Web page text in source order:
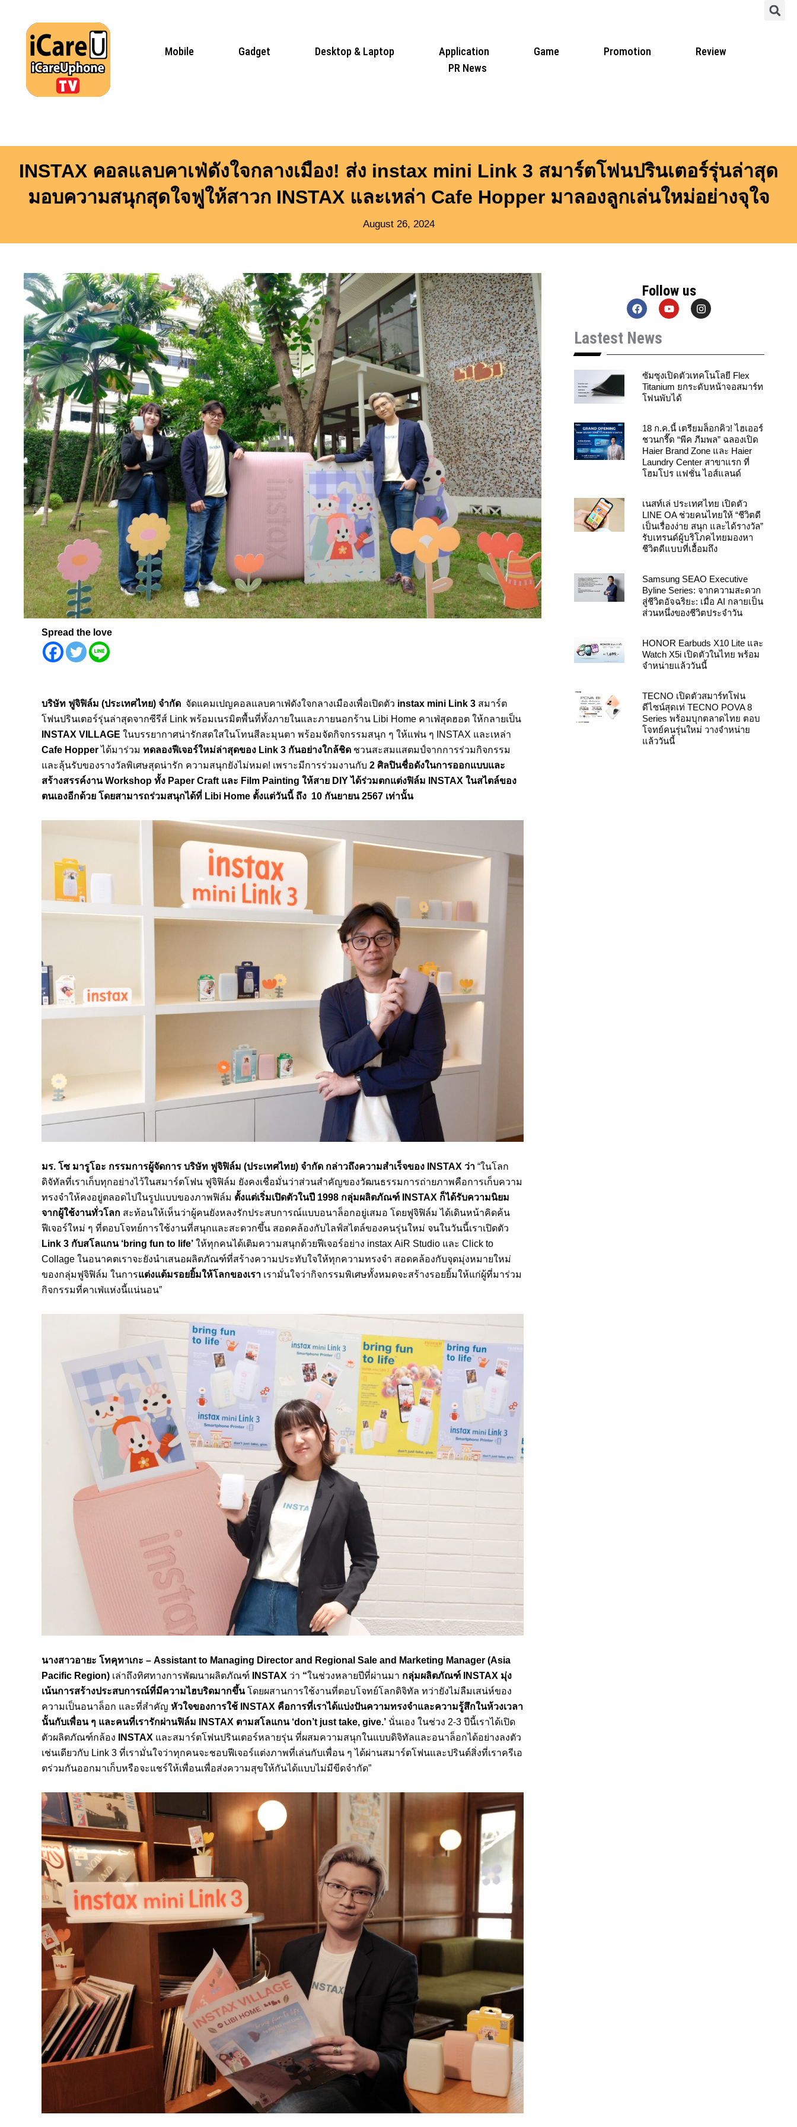
content
Mobile Gadget Desktop & Laptop Application Game Promotion
Review
PR News
INSTAX คอลแลบคาเฟ่ดังใจกลางเมือง! ส่ง instax mini Link 3 สมาร์ตโฟนปรินเตอร์รุ่นล่าสุด
มอบความสนุกสุดใจฟูให้สาวก INSTAX และเหล่า Cafe Hopper มาลองลูกเล่นใหม่อย่างจุใจ
August 26, 2024
Spread the love
บริษัท ฟูจิฟิล์ม (ประเทศไทย) จำกัด จัดแคมเปญคอลแลบคาเฟ่ดังใจกลางเมืองเพื่อเปิดตัว instax mini Link3 สมาร์ต
โฟนปรินเตอร์รุ่นล่าสุดจากซีรีส์ Link พร้อมเนรมิตพื้นที่ทั้งภายในและภายนอกร้าน Libi Home คาเฟ่สุดฮอต ให้กลายเป็น
INSTAX VILLAGE ในบรรยากาศน่ารักสดใสในโทนสีละมุนตา พร้อมจัดกิจกรรมสนุก ๆ ให้แฟน ๆ INSTAX และเหล่า
Cafe Hopperได้มาร่วม ทดลองฟีเจอร์ใหม่ล่าสุดของ Link 3 กันอย่างใกล้ชิด ชวนสะสมแสตมป์จากการร่วมกิจกรรม
และลุ้นรับของรางวัลพิเศษสุดน่ารัก ความสนุกยังไม่หมด! เพราะมีการร่วมงานกับ 2ศิลปินชื่อดังในการออกแบบและ
สร้างสรรค์งานWorkshop ทั้ง Paper Craftและ Film Painting ให้สาย DIYได้ร่วมตกแต่งฟิล์ม INSTAX ในสไตล์ของ
ตนเองอีกด้วย โดยสามารถร่วมสนุกได้ที่ Libi Home ตั้งแต่วันนี้ ถึง 10 กันยายน 2567 เท่านั้น
มร. โซ มารูโอะ กรรมการผู้จัดการ บริษัท ฟูจิฟิล์ม (ประเทศไทย) จำกัด กล่าวถึงความสำเร็จของ INSTAX ว่า“ในโลก
ดิจัทัลที่เราเก็บทุกอย่างไว้ในสมาร์ตโฟน ฟูจิฟิล์ม ยังคงเชื่อมั่นว่าส่วนสำคัญของวัฒนธรรมการถ่ายภาพคือการเก็บความ
ทรงจำให้คงอยู่ตลอดไปในรูปแบบของภาพฟิล์ม ตั้งแต่เริ่มเปิดตัวในปี 1998 กลุ่มผลิตภัณฑ์ INSTAX ก็ได้รับความนิยม
จากผู้ใช้งานทั่วโลก สะท้อนให้เห็นว่าผู้คนยังหลงรักประสบการณ์แบบอนาล็อกอยู่เสมอ โดยฟูจิฟิล์ม ได้เดินหน้าคิดค้น
ฟีเจอร์ใหม่ ๆ ที่ตอบโจทย์การใช้งานที่สนุกและสะดวกขึ้น สอดคล้องกับไลฟ์สไตล์ของคนรุ่นใหม่ จนในวันนี้เราเปิดตัว
Link 3 กับสโลแกน‘bring fun to life’ให้ทุกคนได้เติมความสนุกด้วยฟีเจอร์อย่าง instax AiR Studio และ Click to
Collage ในอนาคตเราจะยังนำเสนอผลิตภัณฑ์ที่สร้างความประทับใจให้ทุกความทรงจำ สอดคล้องกับจุดมุ่งหมายใหม่
ของกลุ่มฟูจิฟิล์ม ในการแต่งแต้มรอยยิ้มให้โลกของเรา เรามั่นใจว่ากิจกรรมพิเศษทั้งหมดจะสร้างรอยยิ้มให้แก่ผู้ที่มาร่วม
กิจกรรมที่คาเฟ่แห่งนี้แน่นอน”
นางสาวอายะ โทคุทาเกะ –Assistant to Managing Directorand Regional Sale and Marketing Manager(Asia
Pacific Region) เล่าถึงทิศทางการพัฒนาผลิตภัณฑ์ INSTAX ว่า “ในช่วงหลายปีที่ผ่านมา กลุ่มผลิตภัณฑ์ INSTAX มุ่ง
เน้นการสร้างประสบการณ์ที่มีความไฮบริดมากขึ้นโดยผสานการใช้งานที่ตอบโจทย์โลกดิจิทัล ทว่ายังไม่ลืมเสน่ห์ของ
ความเป็นอนาล็อก และที่สำคัญ หัวใจของการใช้ INSTAX คือการที่เราได้แบ่งปันความทรงจำและความรู้สึกในห้วงเวลา
นั้นกับเพื่อน ๆ และคนที่เรารักผ่านฟิล์ม INSTAX ตามสโลแกน‘don’t just take, give.’ นั่นเอง ในช่วง 2-3 ปีนี้เราได้เปิด
ตัวผลิตภัณฑ์กล้อง INSTAX และสมาร์ตโฟนปรินเตอร์หลายรุ่น ที่ผสมความสนุกในแบบดิจิทัลและอนาล็อกได้อย่างลงตัว
เช่นเดียวกับ Link 3 ที่เรามั่นใจว่าทุกคนจะชอบฟีเจอร์แต่งภาพที่เล่นกับเพื่อน ๆ ได้ผ่านสมาร์ตโฟนและปรินต์สิ่งที่เราครีเอ
ตร่วมกันออกมาเก็บหรือจะแชร์ให้เพื่อนเพื่อส่งความสุขให้กันได้แบบไม่มีขีดจำกัด”
Follow us
F
a
e
b
o
Y
o
b
I
n
g
a
m
Lastest News
ซัมซุงเปิดตัวเทคโนโลยี Flex
Titanium ยกระดับหน้าจอสมาร์ท
โฟนพับได้
18 ก.ค.นี้ เตรียมล็อกคิว! ไฮเออร์
ชวนกรี๊ด “พีค ภีมพล” ฉลองเปิด
Haier Brand Zone และ Haier
Laundry Center สาขาแรก ที่
โฮมโปร แฟชั่น ไอส์แลนด์
เนสท์เล่ ประเทศไทย เปิดตัว
LINE OA ช่วยคนไทยให้ “ชีวิตดี
เป็นเรื่องง่าย สนุก และได้รางวัล”
รับเทรนด์ผู้บริโภคไทยมองหา
ชีวิตดีแบบที่เอื้อมถึง
Samsung SEAO Executive
Byline Series: จากความสะดวก
สู่ชีวิตอัจฉริยะ: เมื่อ AI กลายเป็น
ส่วนหนึ่งของชีวิตประจำวัน
HONOR Earbuds X10 Lite และ
Watch X5i เปิดตัวในไทย พร้อม
จำหน่ายแล้ววันนี้
TECNO เปิดตัวสมาร์ทโฟน
ดีไซน์สุดเท่ TECNO POVA 8
Series พร้อมบุกตลาดไทย ตอบ
โจทย์คนรุ่นใหม่ วางจำหน่าย
แล้ววันนี้